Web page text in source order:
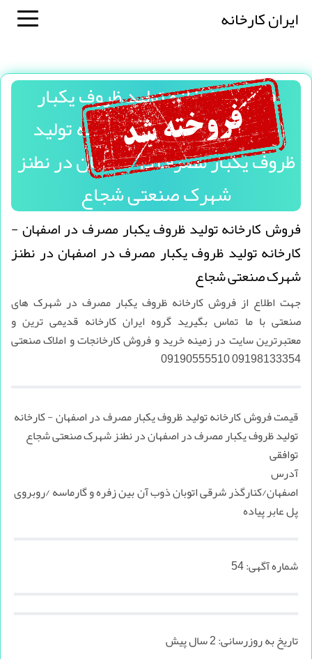
ایران کارخانه
فروش کارخانه تولید ظروف یکبار
مصرف در اصفهان - کارخانه تولید
ظروف یکبار مصرف در اصفهان در نطنز
شهرک صنعتی شجاع
فروش کارخانه تولید ظروف یکبار مصرف در اصفهان -
کارخانه تولید ظروف یکبار مصرف در اصفهان در نطنز
شهرک صنعتی شجاع
جهت اطلاع از فروش کارخانه ظروف یکبار مصرف در شهرک های
صنعتی با ما تماس بگیرید گروه ایران کارخانه قدیمی ترین و
معتبرترین سایت در زمینه خرید و فروش کارخانجات و املاک صنعتی
09198133354 09190555510
قیمت فروش کارخانه تولید ظروف یکبار مصرف در اصفهان - کارخانه
تولید ظروف یکبار مصرف در اصفهان در نطنز شهرک صنعتی شجاع
توافقی
آدرس
اصفهان/کنارگذر شرقی اتوبان ذوب آن بین زفره و گارماسه /روبروی
پل عابر پیاده
شماره آگهی:54
تاریخ به روزرسانی:2 سال پیش